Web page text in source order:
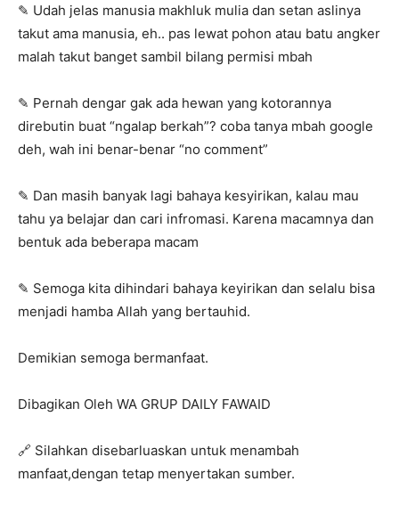
✎ Udah jelas manusia makhluk mulia dan setan aslinya
takut ama manusia, eh.. pas lewat pohon atau batu angker
malah takut banget sambil bilang permisi mbah
✎ Pernah dengar gak ada hewan yang kotorannya
direbutin buat “ngalap berkah”? coba tanya mbah google
deh, wah ini benar-benar “no comment”
✎ Dan masih banyak lagi bahaya kesyirikan, kalau mau
tahu ya belajar dan cari infromasi. Karena macamnya dan
bentuk ada beberapa macam
✎ Semoga kita dihindari bahaya keyirikan dan selalu bisa
menjadi hamba Allah yang bertauhid.
Demikian semoga bermanfaat.
Dibagikan Oleh WA GRUP DAILY FAWAID
🔗 Silahkan disebarluaskan untuk menambah
manfaat,dengan tetap menyertakan sumber.